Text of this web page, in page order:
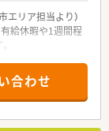
トを受けながら着
。
エリア担当より）
給休暇や1週間程
剤薬局で、車通
箋を1日80から90
合わせ